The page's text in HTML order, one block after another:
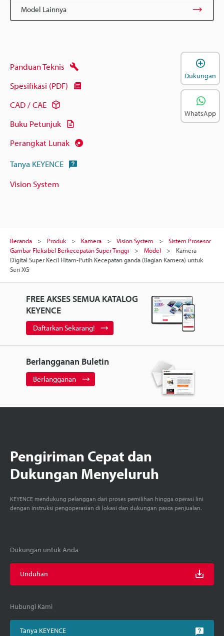
Model Lainnya
Panduan Teknis
Spesifikasi (PDF)
CAD / CAE
Buku Petunjuk
Perangkat Lunak
Tanya KEYENCE
Vision System
Beranda Produk Kamera Vision System
Sistem Prosesor
Gambar Fleksibel Berkecepatan Super Tinggi
Model
Kamera
Digital Super Kecil Hitam-Putih Kecepatan ganda (Bagian Kamera) untuk
Seri XG
FREE AKSES SEMUA KATALOG
KEYENCE
Daftarkan Sekarang!
Berlangganan Buletin
Berlangganan
Pengiriman Cepat dan
Dukungan Menyeluruh
KEYENCE mendukung pelanggan dari proses pemilihan hingga operasi lini
dengan instruksi pengoperasian di lokasi dan dukungan pasca penjualan.
Dukungan untuk Anda
Unduhan
Hubungi Kami
Tanya KEYENCE
Dukungan
WhatsApp